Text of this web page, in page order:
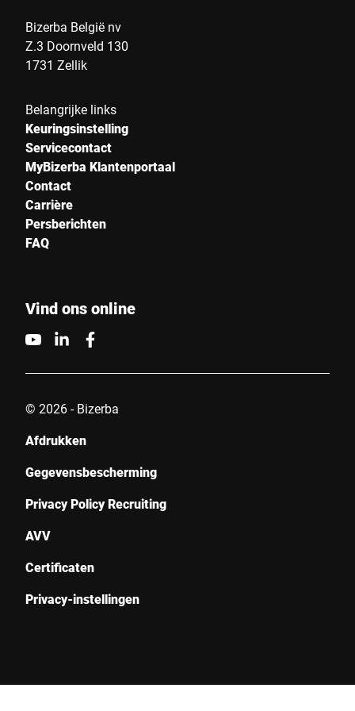
Land *
Uw bericht aan ons *
Ik bevestig hierbij dat ik instem met het gebruik van mijn
gegevens om dit verzoek te verwerken Meer informatie is te
Anti-Robot Verification
Bizerba België nv
Z.3 Doornveld 130
1731 Zellik
Belangrijke links
Keuringsinstelling
Servicecontact
MyBizerba Klantenportaal
Contact
Carrière
Persberichten
FAQ
Vind ons online
© 2026 - Bizerba
Afdrukken
Gegevensbescherming
Privacy Policy Recruiting
AVV
Certificaten
Privacy-instellingen